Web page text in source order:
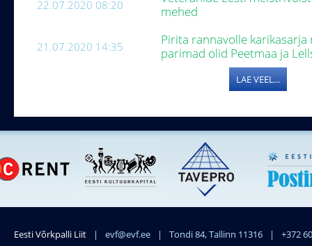
22.07.2020 08:20
mehed
21.07.2020 14:35
Pirita rannavolle
parimad olid Peetmaa ja
LAE VEEL...
Eesti Võrkpalli Liit | evf@evf.ee | Tondi 84, Tallinn 11316 | +372